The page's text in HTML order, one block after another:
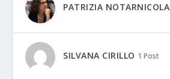
PATRIZIA NOTARNICOLA
SILVANA CIRILLO 1 Post